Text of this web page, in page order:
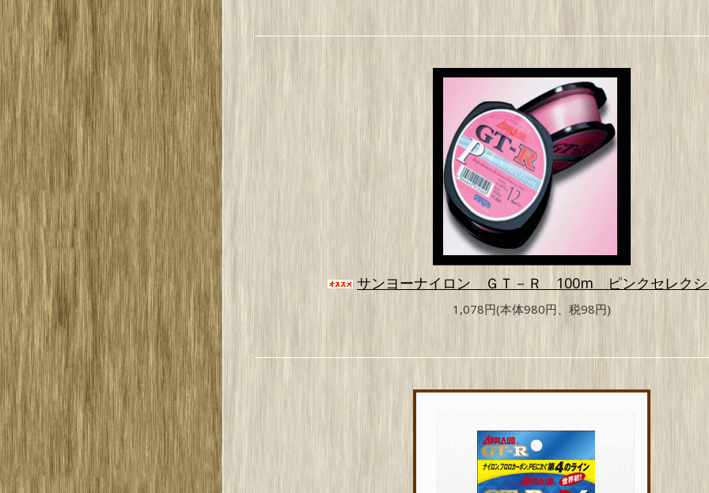
サンヨーナイロン ＧＴ－Ｒ 100m ピンクセレクシ
1,078円(本体980円、税98円)